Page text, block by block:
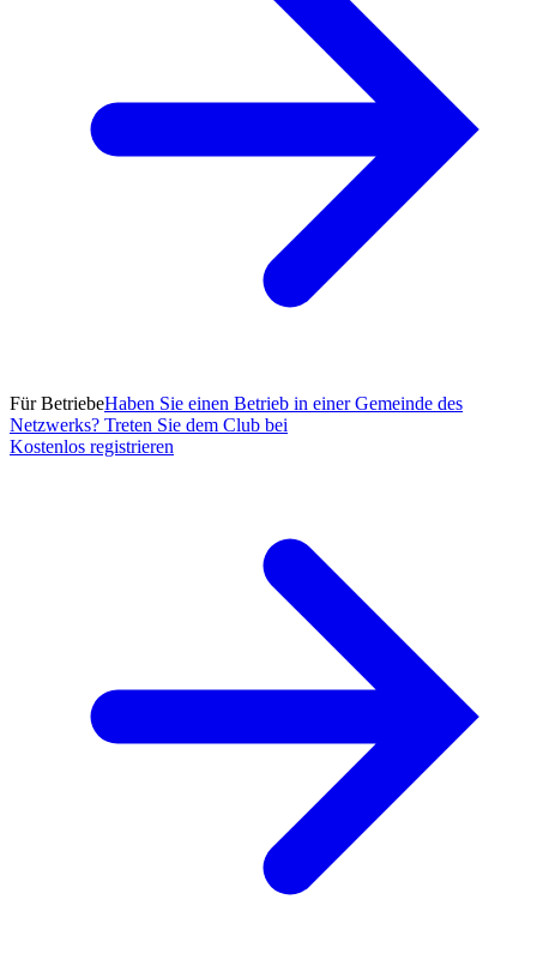
Für BetriebeHaben Sie einen Betrieb in einer Gemeinde des
Netzwerks? Treten Sie dem Club bei
Kostenlos registrieren